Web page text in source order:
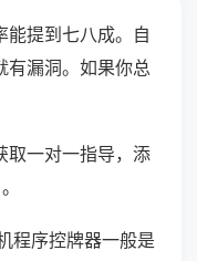
能提到七八成。自
有漏洞。如果你总
取一对一指导，添
程序控牌器一般是